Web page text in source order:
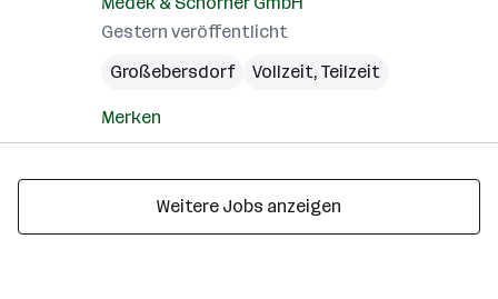
Gestern veröffentlicht
Großebersdorf
Vollzeit, Teilzeit
Merken
Weitere Jobs anzeigen